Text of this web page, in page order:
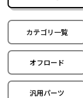
カテゴリ一覧
オフロード
汎用パーツ